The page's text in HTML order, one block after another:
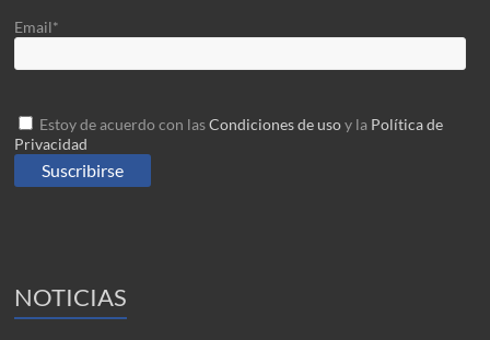
Email*
Estoy de acuerdo con lasCondiciones de usoy la Política de
Privacidad
NOTICIAS